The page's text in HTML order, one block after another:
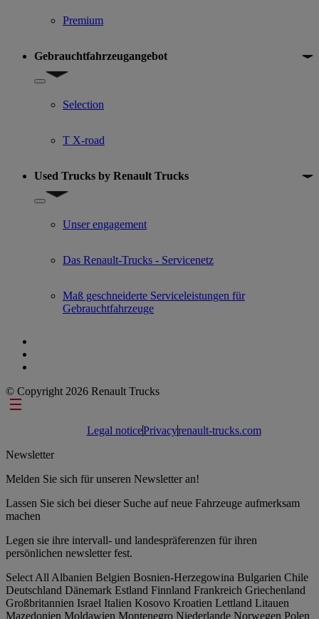
Premium
Gebrauchtfahrzeugangebot
Show submenu for Gebrauchtfahrzeugangebot
Selection
T X-road
Used Trucks by Renault Trucks
Show submenu for Used Trucks by Renault Trucks
Unser engagement
Das Renault-Trucks - Servicenetz
Maß geschneiderte Serviceleistungen für
Gebrauchtfahrzeuge
© Copyright 2026 Renault Trucks
Footer links
Legal noticePrivacyrenault-trucks.com
Newsletter
Melden Sie sich für unseren Newsletter an!
Lassen Sie sich bei dieser Suche auf neue Fahrzeuge aufmerksam
machen
Legen sie ihre intervall- und landespräferenzen für ihren
persönlichen newsletter fest.
Select All Albanien Belgien Bosnien-Herzegowina Bulgarien Chile
Deutschland Dänemark Estland Finnland Frankreich Griechenland
Großbritannien Israel Italien Kosovo Kroatien Lettland Litauen
Mazedonien Moldawien Montenegro Niederlande Norwegen Polen